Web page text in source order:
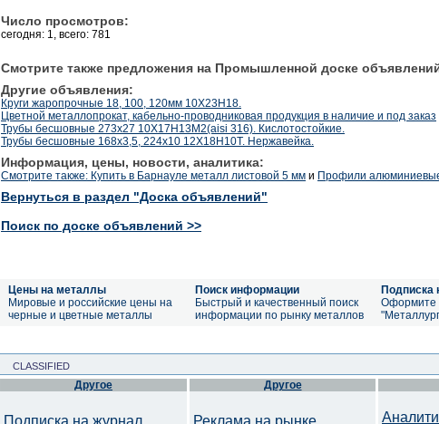
Число просмотров:
сегодня: 1, всего: 781
Смотрите также предложения на Промышленной доске
Другие объявления:
Круги жаропрочные 18, 100, 120мм 10Х23Н18.
Цветной металлопрокат, кабельно-проводниковая продукция в наличие и под заказ
Трубы бесшовные 273х27 10Х17Н13М2(aisi 316). Кислотостойкие.
Трубы бесшовные 168х3,5, 224х10 12Х18Н10Т. Нержавейка.
Информация, цены, новости, аналитика:
Смотрите также: Купить в Барнауле металл листовой 5 мм и Профили
Вернуться в раздел "Доска объявлений"
Поиск по доске объявлений >>
Цены на металлы
Мировые и российские цены на
черные и цветные металлы
Поиск информации
Быстрый и качественный поиск
информации по рынку металлов
Подписка
Оформите
CLASSIFIED
Другое
Подписка на журнал
Другое
Реклама на рынке